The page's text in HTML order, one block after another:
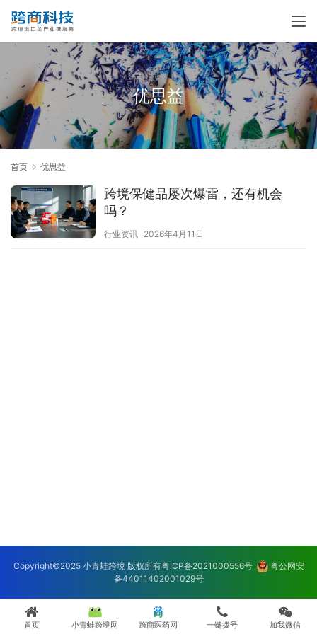
优思益
首页 优思益
跨境保健品屡次爆雷，还有机会
吗？
行业资讯 2026年4月11日
Copyright©2025 小青蛙跨境 版权所有粤ICP备2021000556号
粤公网安
备44011402001029号
首页 小青蛙跨境网 跨商医药网 一键拨号 加我微信